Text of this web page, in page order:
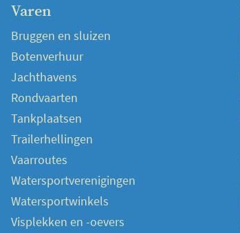
Varen
Bruggen en sluizen
Botenverhuur
Jachthavens
Rondvaarten
Tankplaatsen
Trailerhellingen
Vaarroutes
Watersportverenigingen
Watersportwinkels
Visplekken en -oevers